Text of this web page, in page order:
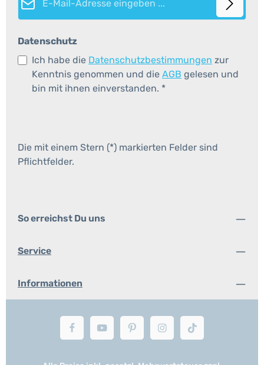
Datenschutz
Ich habe die Datenschutzbestimmungen zur
Kenntnis genommen und die AGB gelesen und
bin mit ihnen einverstanden. *
Die mit einem Stern (*) markierten Felder sind
Pflichtfelder.
So erreichst Du uns
Service
Informationen